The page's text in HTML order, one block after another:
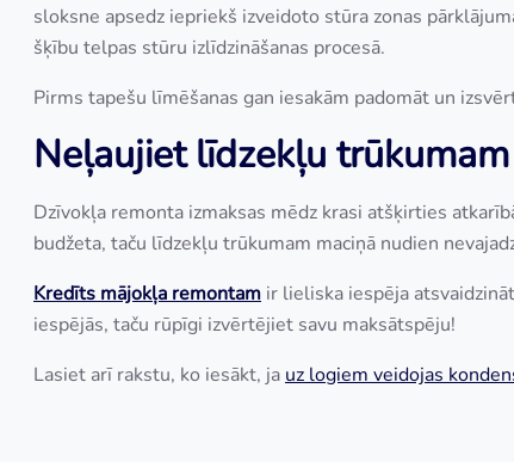
sloksne apsedz iepriekš izveidoto stūra zonas
šķību telpas stūru izlīdzināšanas procesā.
Pirms tapešu līmēšanas gan iesakām padomāt un
Neļaujiet līdzekļu
Dzīvokļa remonta izmaksas mēdz krasi atšķirties
budžeta, taču līdzekļu trūkumam maciņā nudien
Kredīts mājokļa remontam ir lieliska iespēja
iespējās, taču rūpīgi izvērtējiet savu maksātspēju!
Lasiet arī rakstu, ko iesākt, ja uz logiem veidojas